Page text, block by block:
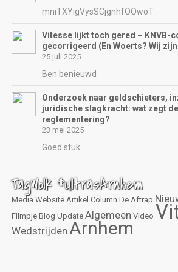
mniTXYigVysSCjgnhfOOwoT
Vitesse lijkt toch gered – KNVB-
gecorrigeerd (En Woerts? Wij
25 juli 2025
Ben benieuwd
Onderzoek naar geldschieters,
juridische slagkracht: wat zegt de
reglementering?
23 mei 2025
Goed stuk
TagWolk #UltrasArnhem
Media Website Artikel Column De Aftrap
Filmpje Blog Update Algemeen Video
Wedstrijden Arnhem